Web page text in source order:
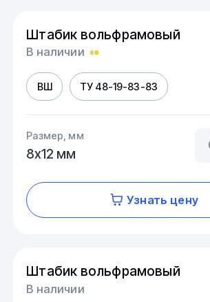
Штабик вольфрамовый
В наличии
ВШ ТУ 48-19-83-83
Размер, мм
8х12 мм
Узнать цену
Штабик вольфрамовый
В наличии